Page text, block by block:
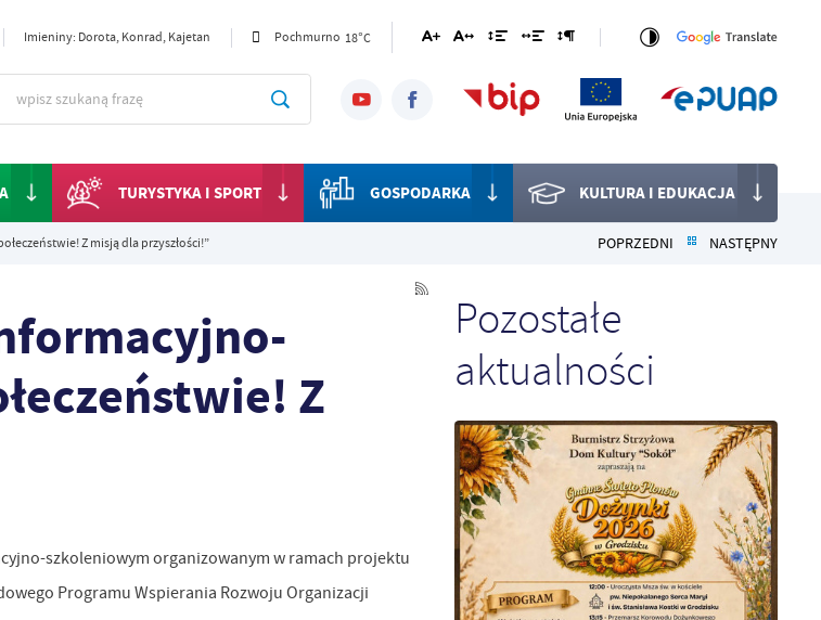
Imieniny: Dorota, Konrad, Kajetan Pochmurno 18°C
TURYSTYKA I SPORT GOSPODARKA KULTURA I EDUKACJA
Z misją dla przyszłości!” POPRZEDNI NASTĘPNY
Z
szkoleniowym organizowanym w ramach projektu
Programu Wspierania Rozwoju Organizacji
Pozostałe
aktualności